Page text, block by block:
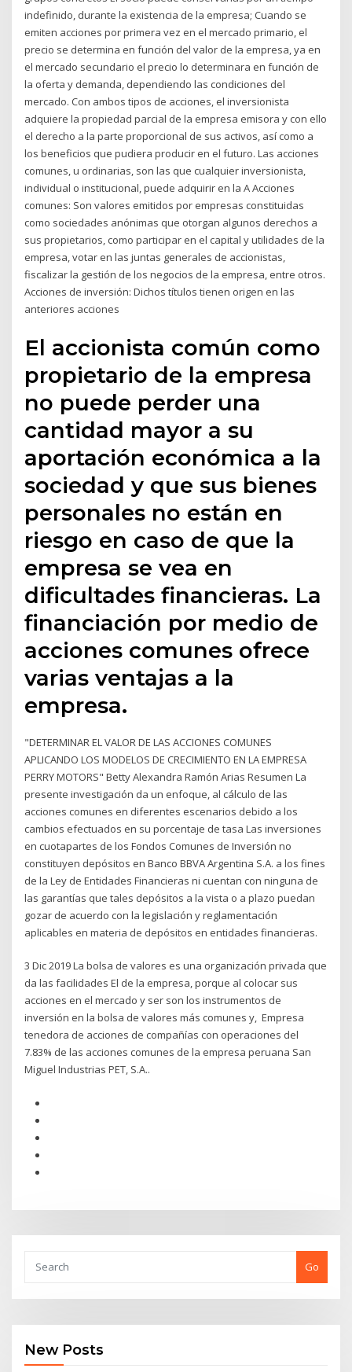
indefinido, durante la existencia de la empresa; Cuando se
emiten acciones por primera vez en el mercado primario, el
precio se determina en función del valor de la empresa, ya en
el mercado secundario el precio lo determinara en función de
la oferta y demanda, dependiendo las condiciones del
mercado. Con ambos tipos de acciones, el inversionista
adquiere la propiedad parcial de la empresa emisora y con ello
el derecho a la parte proporcional de sus activos, así como a
los beneficios que pudiera producir en el futuro. Las acciones
comunes, u ordinarias, son las que cualquier inversionista,
individual o institucional, puede adquirir en la A Acciones
comunes: Son valores emitidos por empresas constituidas
como sociedades anónimas que otorgan algunos derechos a
sus propietarios, como participar en el capital y utilidades de la
empresa, votar en las juntas generales de accionistas,
fiscalizar la gestión de los negocios de la empresa, entre otros.
Acciones de inversión: Dichos títulos tienen origen en las
anteriores acciones
El accionista común como
propietario de la empresa
no puede perder una
cantidad mayor a su
aportación económica a la
sociedad y que sus bienes
personales no están en
riesgo en caso de que la
empresa se vea en
dificultades financieras. La
financiación por medio de
acciones comunes ofrece
varias ventajas a la
empresa.
"DETERMINAR EL VALOR DE LAS ACCIONES COMUNES
APLICANDO LOS MODELOS DE CRECIMIENTO EN LA EMPRESA
PERRY MOTORS" Betty Alexandra Ramón Arias Resumen La
presente investigación da un enfoque, al cálculo de las
acciones comunes en diferentes escenarios debido a los
cambios efectuados en su porcentaje de tasa Las inversiones
en cuotapartes de los Fondos Comunes de Inversión no
constituyen depósitos en Banco BBVA Argentina S.A. a los fines
de la Ley de Entidades Financieras ni cuentan con ninguna de
las garantías que tales depósitos a la vista o a plazo puedan
gozar de acuerdo con la legislación y reglamentación
aplicables en materia de depósitos en entidades financieras.
3 Dic 2019 La bolsa de valores es una organización privada que
da las facilidades El de la empresa, porque al colocar sus
acciones en el mercado y ser son los instrumentos de
inversión en la bolsa de valores más comunes y, Empresa
tenedora de acciones de compañías con operaciones del
7.83% de las acciones comunes de la empresa peruana San
Miguel Industrias PET, S.A..
Go
New Posts